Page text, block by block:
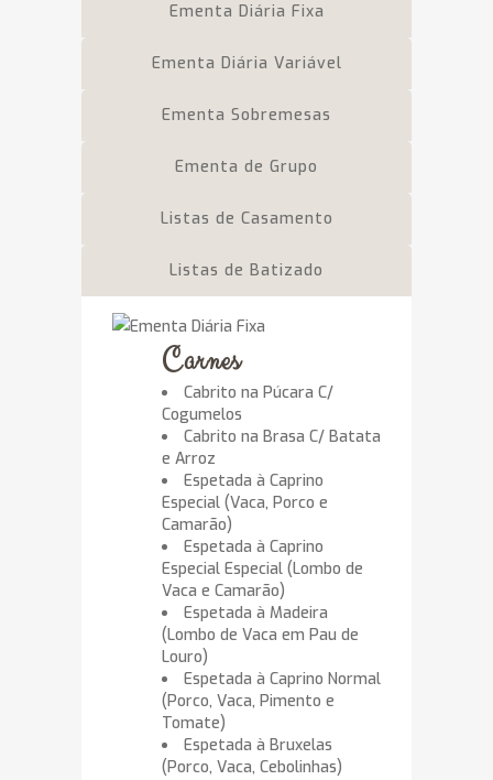
Ementa Diária Fixa
Ementa Diária Variável
Ementa Sobremesas
Ementa de Grupo
Listas de Casamento
Listas de Batizado
Carnes
Cabrito na Púcara C/
Cogumelos
Cabrito na Brasa C/ Batata
e Arroz
Espetada à Caprino
Especial (Vaca, Porco e
Camarão)
Espetada à Caprino
Especial Especial (Lombo de
Vaca e Camarão)
Espetada à Madeira
(Lombo de Vaca em Pau de
Louro)
Espetada à Caprino Normal
(Porco, Vaca, Pimento e
Tomate)
Espetada à Bruxelas
(Porco, Vaca, Cebolinhas)